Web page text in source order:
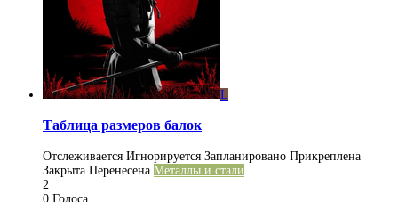
L
Таблица размеров балок
Отслеживается Игнорируется Запланировано Прикреплена
Закрыта Перенесена Металлы и стали
2
0 Голоса